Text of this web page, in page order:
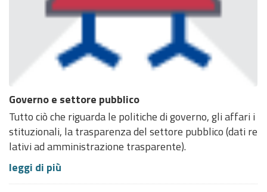
Governo e settore pubblico
Tutto ciò che riguarda le politiche di governo, gli affari i
stituzionali, la trasparenza del settore pubblico (dati re
lativi ad amministrazione trasparente).
leggi di più